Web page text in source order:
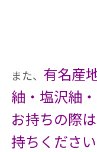
また、 有名産
紬・塩沢紬
お持ちの際
持ちください